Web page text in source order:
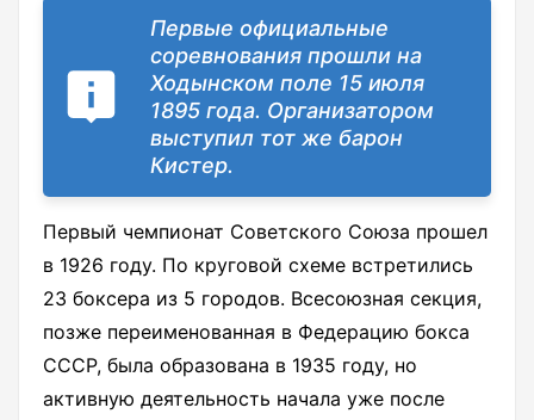
Первые официальные
соревнования прошли на
Ходынском поле 15 июля
1895 года. Организатором
выступил тот же барон
Кистер.
Первый чемпионат Советского Союза прошел
в 1926 году. По круговой схеме встретились
23 боксера из 5 городов. Всесоюзная секция,
позже переименованная в Федерацию бокса
СССР, была образована в 1935 году, но
активную деятельность начала уже после